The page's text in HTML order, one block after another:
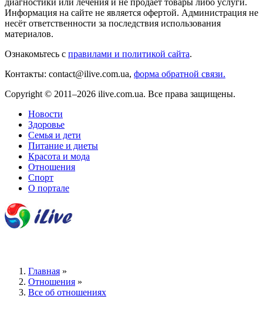
диагностики или лечения и не продаёт товары либо услуги.
Информация на сайте не является офертой. Администрация не
несёт ответственности за последствия использования
материалов.
Ознакомьтесь с правилами и политикой сайта.
Контакты: contact@ilive.com.ua, форма обратной связи.
Copyright © 2011–2026 ilive.com.ua. Все права защищены.
Новости
Здоровье
Семья и дети
Питание и диеты
Красота и мода
Отношения
Спорт
О портале
Главная »
Отношения »
Все об отношениях